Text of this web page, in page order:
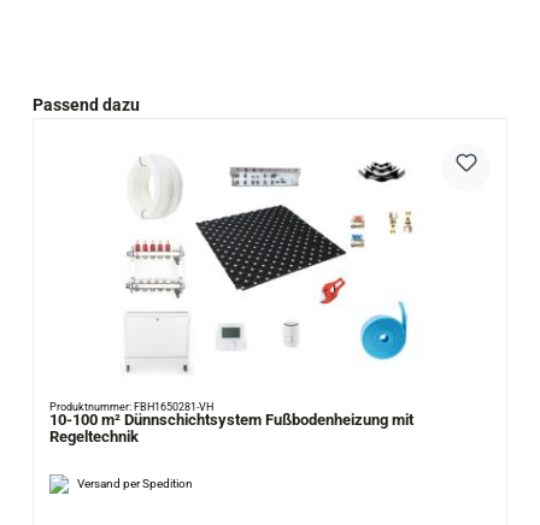
Produktgalerie überspringen
Passend dazu
Produktnummer: FBH1650281-VH
10-100 m² Dünnschichtsystem Fußbodenheizung mit
Regeltechnik
Versand per Spedition